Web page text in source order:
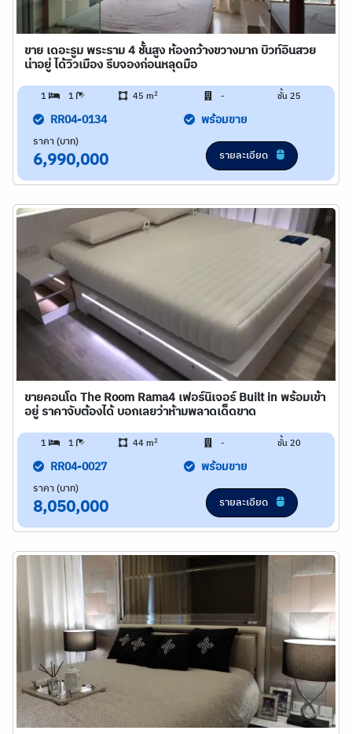
ขาย เดอะรูม พระราม 4 ชั้นสูง ห้องกว้างขวางมาก บิวท์อินสวย
น่าอยู่ ได้วิวเมือง รีบจองก่อนหลุดมือ
1 1 45 m2 - ชั้น 25
RR04-0134 พร้อมขาย
ราคา (บาท)
6,990,000 รายละเอียด
ขายคอนโด The Room Rama4 เฟอร์นิเจอร์ Built in พร้อมเข้า
อยู่ ราคาจับต้องได้ บอกเลยว่าห้ามพลาดเด็ดขาด
1 1 44 m2 - ชั้น 20
RR04-0027 พร้อมขาย
ราคา (บาท)
8,050,000 รายละเอียด